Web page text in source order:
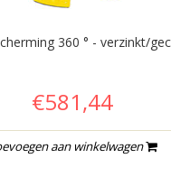
360 ° - verzinkt/
€581,44
aan winkelwagen